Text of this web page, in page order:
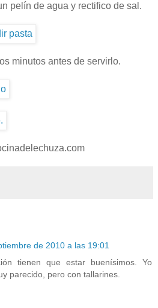
pelín de agua y rectifico de sal.
minutos antes de servirlo.
de 2010 a las 19:01
tienen que estar buenísimos. Yo
parecido, pero con tallarines.